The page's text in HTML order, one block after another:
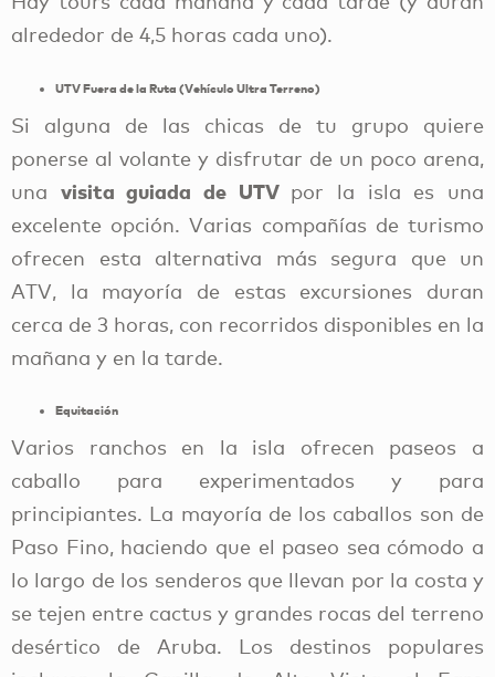
alrededor de 4,5 horas cada uno).
UTV Fuera de la Ruta (Vehículo Ultra Terreno)
Si alguna de las chicas de tu grupo quiere
ponerse al volante y disfrutar de un poco arena,
una visita guiada de UTV por la isla es una
excelente opción. Varias compañías de turismo
ofrecen esta alternativa más segura que un
ATV, la mayoría de estas excursiones duran
cerca de 3 horas, con recorridos disponibles en la
mañana y en la tarde.
Equitación
Varios ranchos en la isla ofrecen paseos a
caballo para experimentados y para
principiantes. La mayoría de los caballos son de
Paso Fino, haciendo que el paseo sea cómodo a
lo largo de los senderos que llevan por la costa y
se tejen entre cactus y grandes rocas del terreno
desértico de Aruba. Los destinos populares